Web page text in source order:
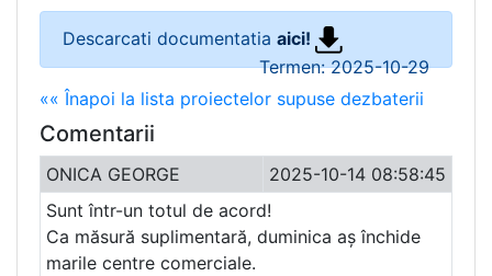
Descarcati documentatia aici!
Termen: 2025-10-29
«« Înapoi la lista proiectelor supuse dezbaterii
Comentarii
ONICA GEORGE
2025-10-14 08:58:45
Sunt într-un totul de acord!
Ca măsură suplimentară, duminica aș închide
marile centre comerciale.